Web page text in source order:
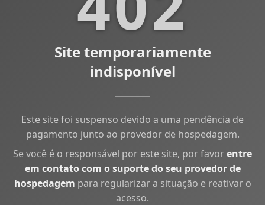
Site temporariamente
indisponível
Este site foi suspenso devido a uma pendência de
pagamento junto ao provedor de hospedagem.
Se você é o responsável por este site, por favorentre
em contato com o suporte do seu provedor de
hospedagem para regularizar a situação e reativar o
acesso.